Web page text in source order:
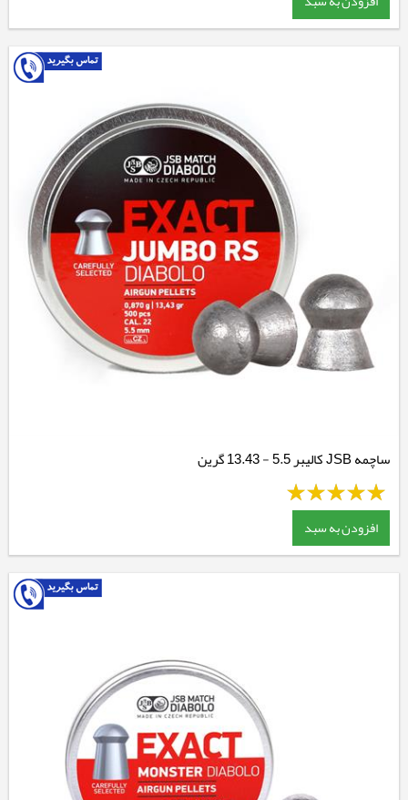
ساچمه JSB کالیبر 5.5 - 13.43 گرین
افزودن به سبد